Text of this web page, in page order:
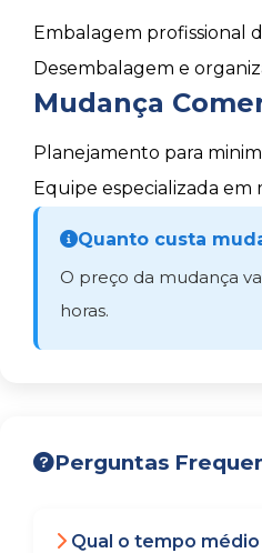
Embalagem profissional
Desembalagem e
Mudança
Planejamento para
Equipe especializada em
Quanto custa
O preço da mudança
horas.
Perguntas
Qual o tempo